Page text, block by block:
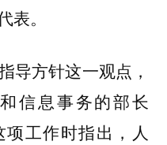
。
导方针这一观点，
信息事务的部长
项工作时指出，人